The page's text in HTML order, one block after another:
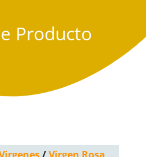
Producto